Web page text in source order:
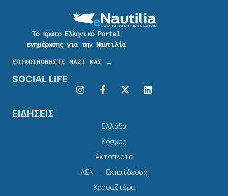
Το πρώτο Ελληνικό Portal
ενημέρωσης για την Ναυτιλία
ΕΠΙΚΟΙΝΩΝΗΣΤΕ ΜΑΖΙ ΜΑΣ →
SOCIAL LIFE
ΕΙΔΗΣΕΙΣ
Ελλάδα
Κόσμος
Ακτοπλοϊα
ΑΕΝ – Εκπαίδευση
Κρουαζιέρα